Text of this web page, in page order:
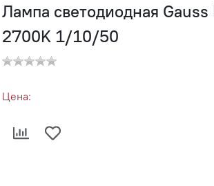
Лампа светодиодная
2700K 1/10/50
Цена: